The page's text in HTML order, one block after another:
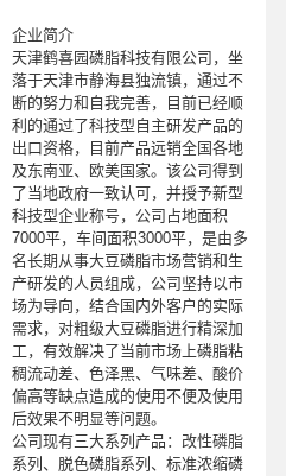
企业简介
天津鹤喜园磷脂科技有限公司，坐
落于天津市静海县独流镇，通过不
断的努力和自我完善，目前已经顺
利的通过了科技型自主研发产品的
出口资格，目前产品远销全国各地
及东南亚、欧美国家。该公司得到
了当地政府一致认可，并授予新型
科技型企业称号，公司占地面积
7000平，车间面积3000平，是由多
名长期从事大豆磷脂市场营销和生
产研发的人员组成，公司坚持以市
场为导向，结合国内外客户的实际
需求，对粗级大豆磷脂进行精深加
工，有效解决了当前市场上磷脂粘
稠流动差、色泽黑、气味差、酸价
偏高等缺点造成的使用不便及使用
后效果不明显等问题。
公司现有三大系列产品：改性磷脂
系列、脱色磷脂系列、标准浓缩磷